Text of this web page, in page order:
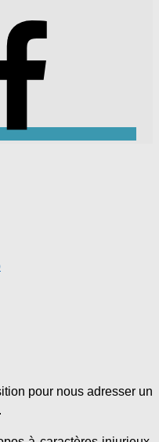
pour nous adresser un